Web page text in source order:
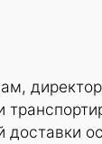
доставки